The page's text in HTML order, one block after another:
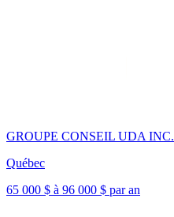
GROUPE CONSEIL UDA INC.
Québec
65 000 $ à 96 000 $ par an